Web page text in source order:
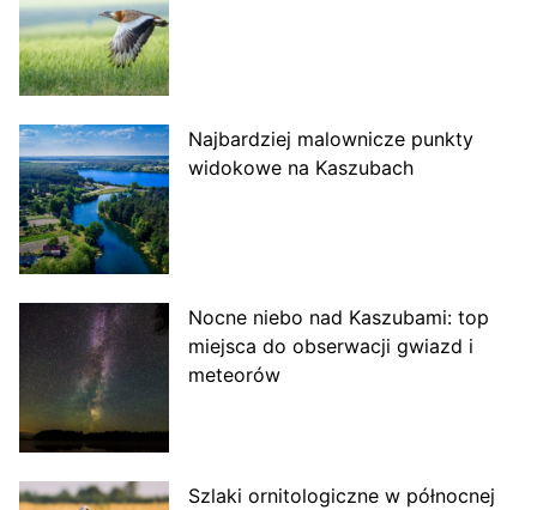
Najbardziej malownicze punkty
widokowe na Kaszubach
Nocne niebo nad Kaszubami: top
miejsca do obserwacji gwiazd i
meteorów
Szlaki ornitologiczne w północnej